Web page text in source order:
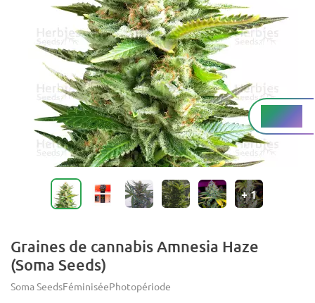
Haut%
THC
+1
Graines de cannabis Amnesia Haze
(Soma Seeds)
Soma SeedsFéminiséePhotopériode